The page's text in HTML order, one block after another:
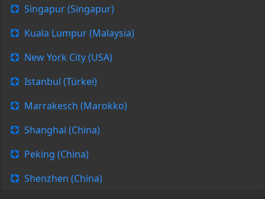
Singapur (Singapur)
Kuala Lumpur (Malaysia)
New York City (USA)
Istanbul (Türkei)
Marrakesch (Marokko)
Shanghai (China)
Peking (China)
Shenzhen (China)